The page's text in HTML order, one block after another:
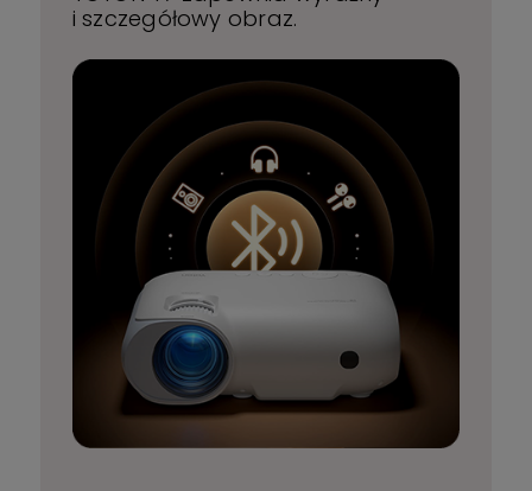
i szczegółowy obraz.